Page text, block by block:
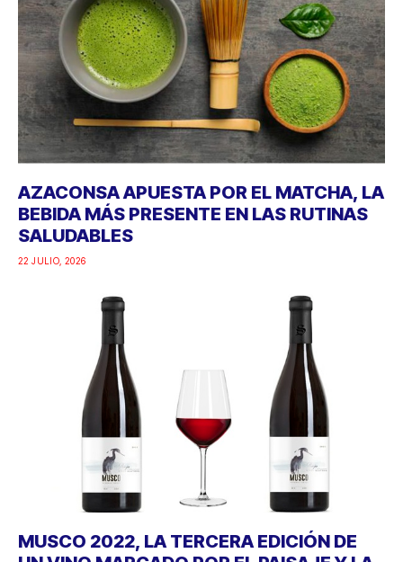
AZACONSA APUESTA POR EL MATCHA, LA
BEBIDA MÁS PRESENTE EN LAS RUTINAS
SALUDABLES
22 JULIO, 2026
MUSCO 2022, LA TERCERA EDICIÓN DE